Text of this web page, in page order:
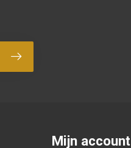
Abonneer
Mijn account